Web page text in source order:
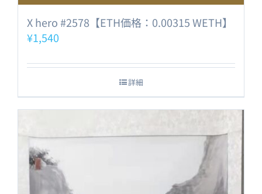
X hero #2578【ETH価格：0.00315 WETH】
¥1,540
詳細